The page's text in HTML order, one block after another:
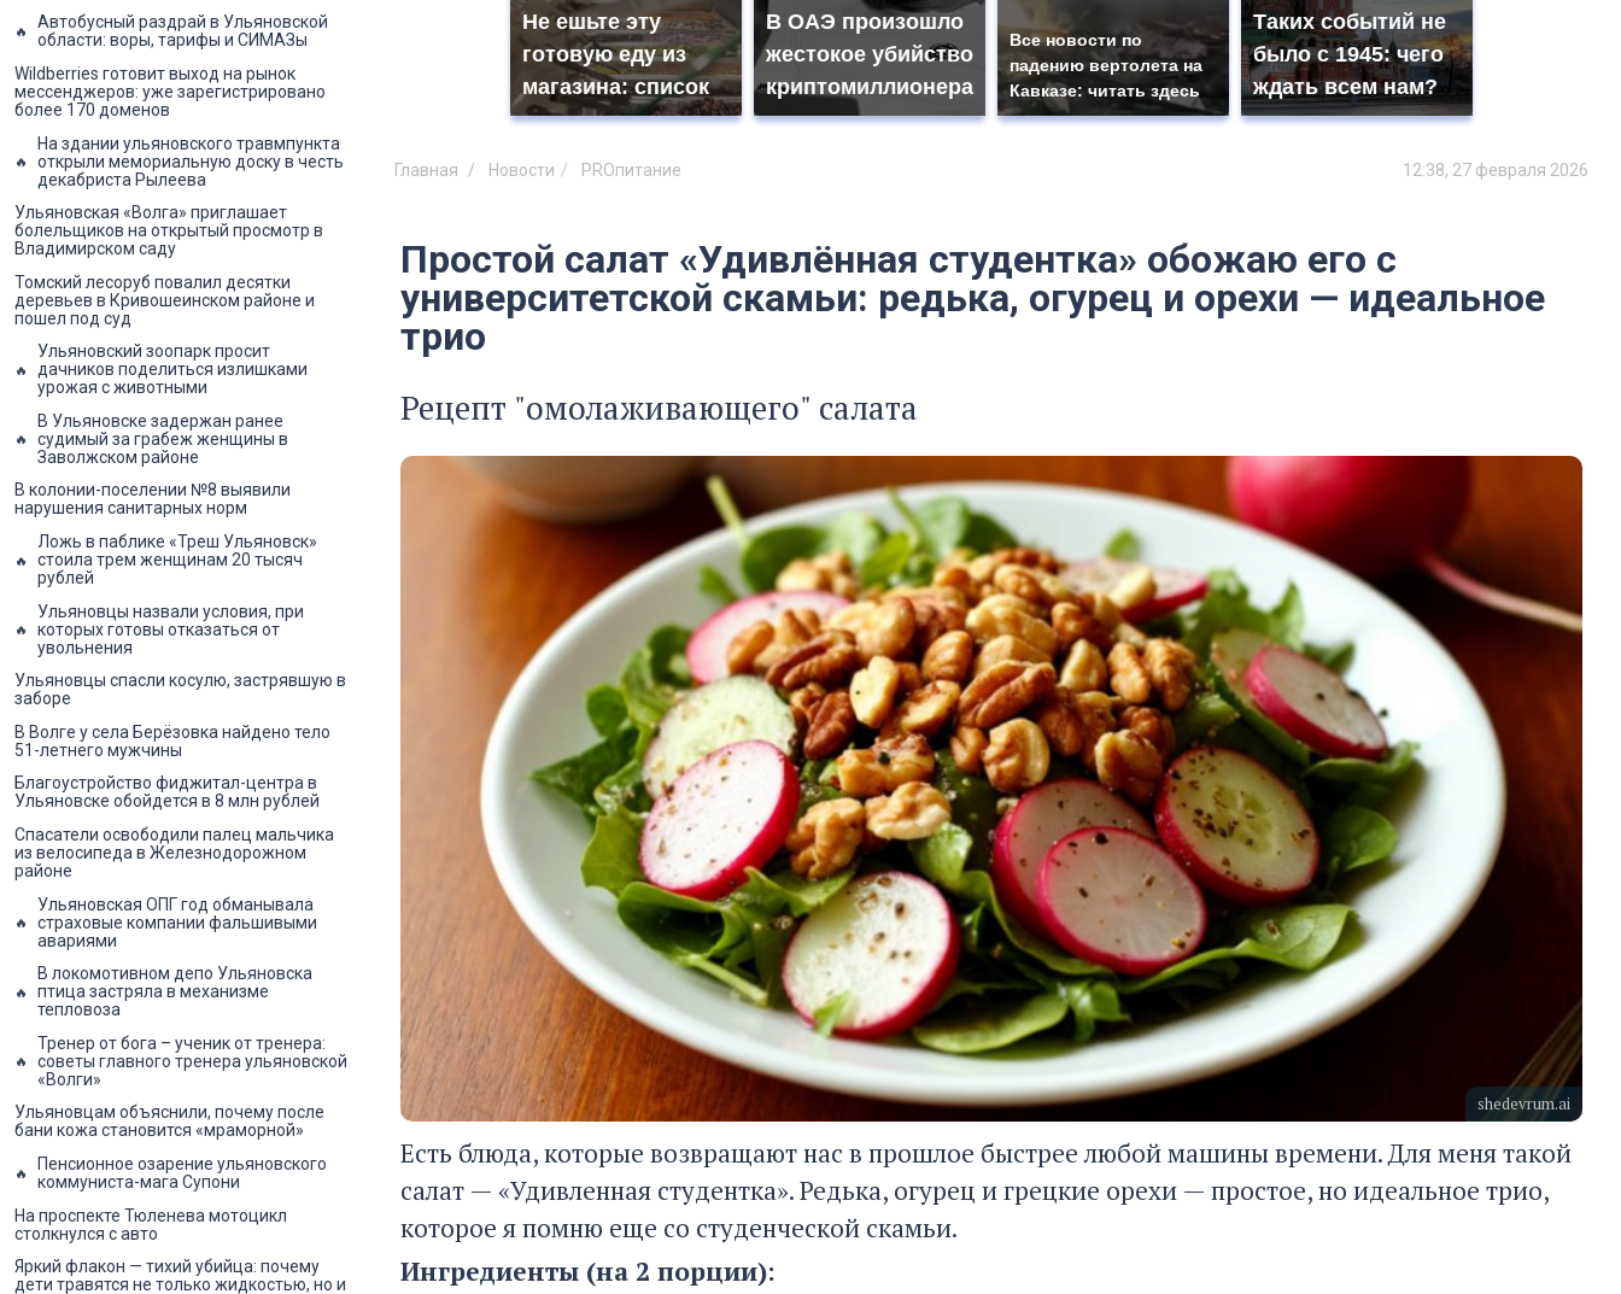
Не ешьте эту
готовую еду из
магазина: список
В ОАЭ произошло
жестокое убийство
криптомиллионера
Все новости по
падению вертолета на
Кавказе: читать здесь
Таких событий не
было с 1945: чего
ждать всем нам?
Главная Новости PROпитание 12:38, 27 февраля 2026
Простой салат «Удивлённая студентка» обожаю его с
университетской скамьи: редька, огурец и орехи — идеальное
трио
Рецепт "омолаживающего" салата
shedevrum.ai
Есть блюда, которые возвращают нас в прошлое быстрее любой машины времени. Для меня такой
салат — «Удивленная студентка». Редька, огурец и грецкие орехи — простое, но идеальное трио,
которое я помню еще со студенческой скамьи.
Ингредиенты (на 2 порции):
Автобусный раздрай в Ульяновской
области: воры, тарифы и СИМАЗы
Wildberries готовит выход на рынок
мессенджеров: уже зарегистрировано
более 170 доменов
На здании ульяновского травмпункта
открыли мемориальную доску в честь
декабриста Рылеева
Ульяновская «Волга» приглашает
болельщиков на открытый просмотр в
Владимирском саду
Томский лесоруб повалил десятки
деревьев в Кривошеинском районе и
пошел под суд
Ульяновский зоопарк просит
дачников поделиться излишками
урожая с животными
В Ульяновске задержан ранее
судимый за грабеж женщины в
Заволжском районе
В колонии-поселении №8 выявили
нарушения санитарных норм
Ложь в паблике «Треш Ульяновск»
стоила трем женщинам 20 тысяч
рублей
Ульяновцы назвали условия, при
которых готовы отказаться от
увольнения
Ульяновцы спасли косулю, застрявшую в
заборе
В Волге у села Берёзовка найдено тело
51-летнего мужчины
Благоустройство фиджитал-центра в
Ульяновске обойдется в 8 млн рублей
Спасатели освободили палец мальчика
из велосипеда в Железнодорожном
районе
Ульяновская ОПГ год обманывала
страховые компании фальшивыми
авариями
В локомотивном депо Ульяновска
птица застряла в механизме
тепловоза
Тренер от бога – ученик от тренера:
советы главного тренера ульяновской
«Волги»
Ульяновцам объяснили, почему после
бани кожа становится «мраморной»
Пенсионное озарение ульяновского
коммуниста-мага Супони
На проспекте Тюленева мотоцикл
столкнулся с авто
Яркий флакон — тихий убийца: почему
дети травятся не только жидкостью, но и